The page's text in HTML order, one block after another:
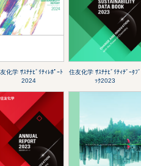
化学 ｻｽﾃﾅﾋﾞﾘﾃｨﾚﾎﾟｰﾄ
2024
住友化学 ｻｽﾃﾅﾋﾞﾘﾃｨﾃﾞｰﾀﾌﾞ
ｯｸ2023